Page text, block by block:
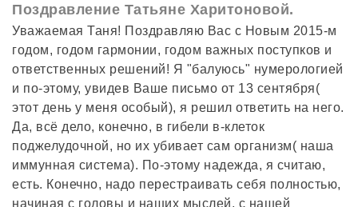
Поздравление Татьяне Харитоновой.
Уважаемая Таня! Поздравляю Вас с Новым 2015-м
годом, годом гармонии, годом важных поступков и
ответственных решений! Я "балуюсь" нумерологией
и по-этому, увидев Ваше письмо от 13 сентября(
этот день у меня особый), я решил ответить на него.
Да, всё дело, конечно, в гибели в-клеток
поджелудочной, но их убивает сам организм( наша
иммунная система). По-этому надежда, я считаю,
есть. Конечно, надо перестраивать себя полностью,
начиная с головы и наших мыслей, с нашей